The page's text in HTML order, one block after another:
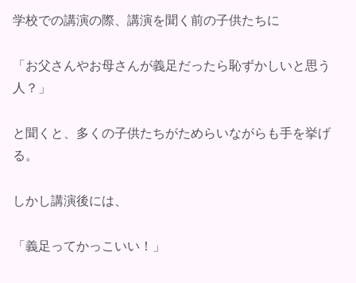
学校での講演の際、講演を聞く前の子供たちに
「お父さんやお母さんが義足だったら恥ずかしいと思う
人？」
と聞くと、多くの子供たちがためらいながらも手を挙げ
る。
しかし講演後には、
「義足ってかっこいい！」